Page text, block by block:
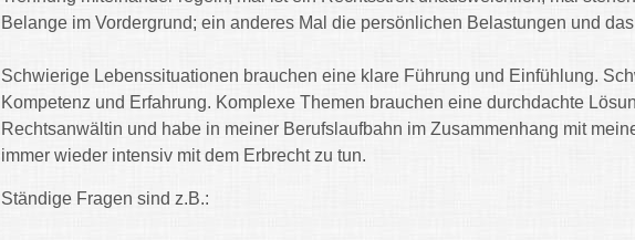
Belange im Vordergrund; ein anderes Mal die persönlichen Belastungen und
Schwierige Lebenssituationen brauchen eine klare Führung und Einfühlung.
Kompetenz und Erfahrung. Komplexe Themen brauchen eine durchdachte
Rechtsanwältin und habe in meiner Berufslaufbahn im Zusammenhang mit
immer wieder intensiv mit dem Erbrecht zu tun.
Ständige Fragen sind z.B.: